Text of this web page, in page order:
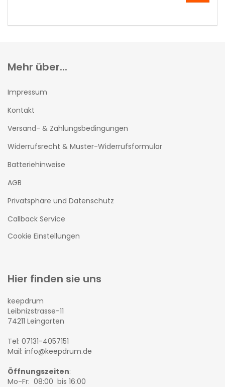
EIN.
Mehr über...
Impressum
Kontakt
Versand- & Zahlungsbedingungen
Widerrufsrecht & Muster-Widerrufsformular
Batteriehinweise
AGB
Privatsphäre und Datenschutz
Callback Service
Cookie Einstellungen
Hier finden sie uns
keepdrum
Leibnizstrasse-11
74211 Leingarten
Tel: 07131-4057151
Mail: info@keepdrum.de
Öffnungszeiten:
Mo-Fr: 08:00 bis 16:00